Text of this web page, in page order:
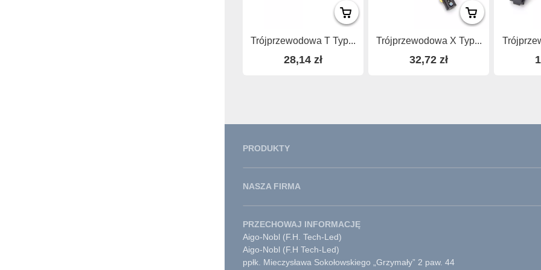
Trójprzewodowa T Typ...
28,14 zł
Trójprzewodowa X Typ...
32,72 zł
PRODUKTY
NASZA FIRMA
PRZECHOWAJ INFORMACJĘ
Aigo-Nobl (F.H. Tech-Led)
Aigo-Nobl (F.H Tech-Led)
ppłk. Mieczysława Sokołowskiego „Grzymały” 2 paw. 44